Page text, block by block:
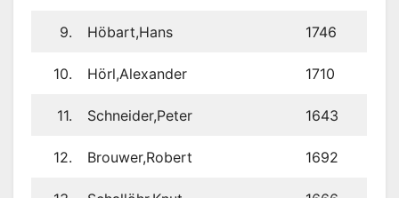
9. Höbart,Hans 1746
10. Hörl,Alexander 1710
11. Schneider,Peter 1643
12. Brouwer,Robert 1692